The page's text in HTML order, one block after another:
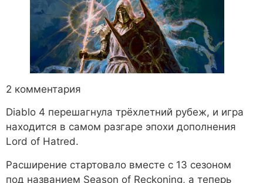
2 комментария
Diablo 4 перешагнула трёхлетний рубеж, и игра
находится в самом разгаре эпохи дополнения
Lord of Hatred.
Расширение стартовало вместе с 13 сезоном
под названием Season of Reckoning, а теперь